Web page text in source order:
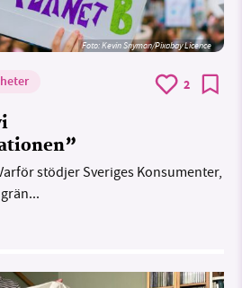
Foto:Kevin Snyman/Pixabay Licence
2
stödjer Sveriges Konsumenter,